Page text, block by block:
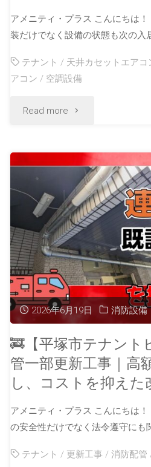
アメニティ・プラス こんにちは
装だけでなく設備の状態も次の入
テナント / 天井カセットエアコ
アコン / 空調設備
Read more
2026年6月19日 消防設備
🚒【平塚市テナント
管一部更新工事｜高
し、コストを抑えた
アメニティ・プラス こんにちは
の安全性だけでなく法令遵守にも
テナント / 更新工事 / 消防配管